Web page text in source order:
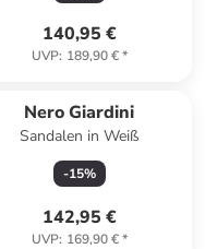
140,95 €
UVP: 189,90 €*
Nero Giardini
Sandalen in Weiß
-15%
142,95 €
UVP: 169,90 €*